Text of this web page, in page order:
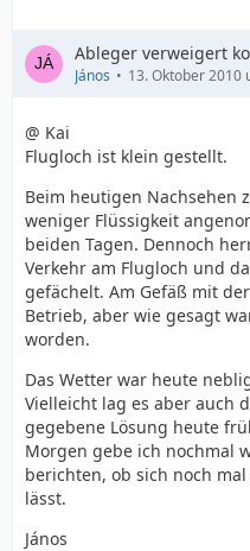
Ableger verweigert
János 13. Oktober 2010
@ Kai
Flugloch ist klein gestellt.
Beim heutigen Nachsehen
weniger Flüssigkeit
beiden Tagen. Dennoch
Verkehr am Flugloch und
gefächelt. Am Gefäß mit
Betrieb, aber wie gesagt
worden.
Das Wetter war heute
Vielleicht lag es aber auch
gegebene Lösung heute
Morgen gebe ich nochmal
berichten, ob sich noch
lässt.
János